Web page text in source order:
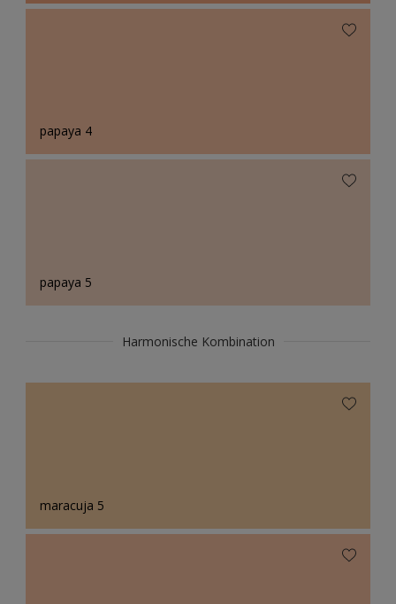
papaya 4
papaya 5
Harmonische Kombination
maracuja 5